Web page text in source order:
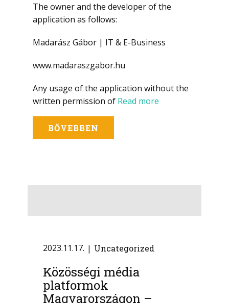
The owner and the developer of the
application as follows:
Madarász Gábor | IT & E-Business
www.madaraszgabor.hu
Any usage of the application without the
written permission of Read more
BŐVEBBEN
2023.11.17. Uncategorized
Közösségi média
platformok
Magyarországon –